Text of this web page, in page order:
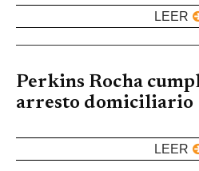
LEER
Perkins Rocha
arresto domiciliario
LEER